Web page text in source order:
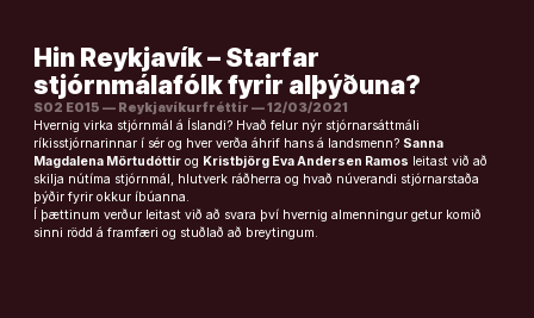
Hin Reykjavík – Starfar
stjórnmálafólk fyrir alþýðuna?
S02 E015 — Reykjavíkurfréttir — 12/03/2021
Hvernig virka stjórnmál á Íslandi? Hvað felur nýr stjórnarsáttmáli
ríkisstjórnarinnar í sér og hver verða áhrif hans á landsmenn? Sanna
Magdalena Mörtudóttir og Kristbjörg Eva Andersen Ramos leitast við að
skilja nútíma stjórnmál, hlutverk ráðherra og hvað núverandi stjórnarstaða
þýðir fyrir okkur íbúanna.
Í þættinum verður leitast við að svara því hvernig almenningur getur komið
sinni rödd á framfæri og stuðlað að breytingum.